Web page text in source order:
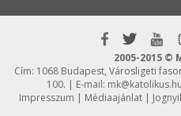
2005-2015 ©
Cím: 1068 Budapest, Városligeti
100. | E-mail: mk@katolikus.hu
Impresszum | Médiaajánlat |